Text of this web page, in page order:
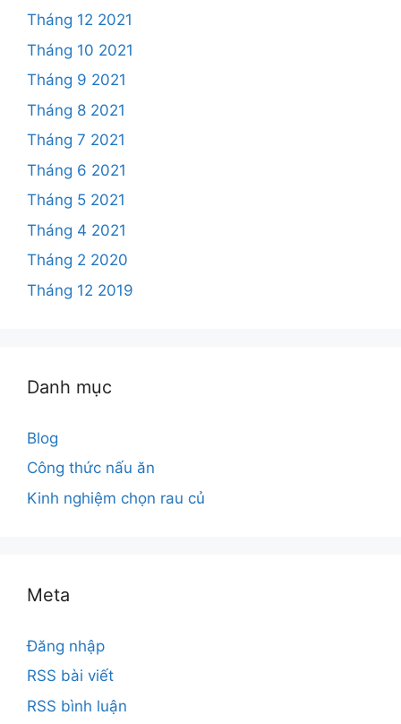
Tháng 12 2021
Tháng 10 2021
Tháng 9 2021
Tháng 8 2021
Tháng 7 2021
Tháng 6 2021
Tháng 5 2021
Tháng 4 2021
Tháng 2 2020
Tháng 12 2019
Danh mục
Blog
Công thức nấu ăn
Kinh nghiệm chọn rau củ
Meta
Đăng nhập
RSS bài viết
RSS bình luận